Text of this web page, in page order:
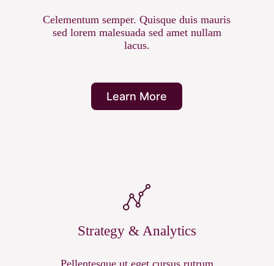
Celementum semper. Quisque duis mauris
sed lorem malesuada sed amet nullam
lacus.
Learn More
Strategy & Analytics